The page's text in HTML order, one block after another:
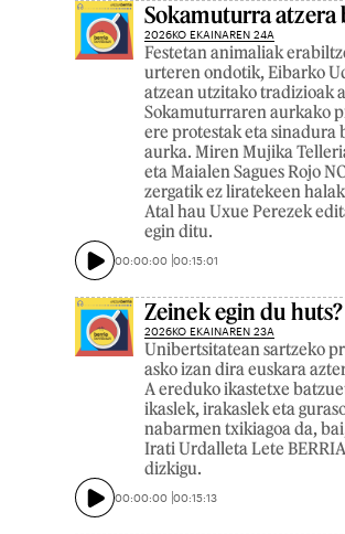
Sokamuturra atzera
2026KO EKAINAREN 24A
Festetan animaliak
urteren ondotik, Eibarko
atzean utzitako tradizioak
Sokamuturraren aurkako
ere protestak eta
aurka. Miren Mujika
eta Maialen Sagues Rojo
zergatik ez liratekeen
Atal hau Uxue Perezek
egin ditu.
00:00:00 00:15:01
Zeinek egin du huts?
2026KO EKAINAREN 23A
Unibertsitatean sartzeko
asko izan dira euskara
A ereduko ikastetxe
ikaslek, irakaslek eta
nabarmen txikiagoa da,
Irati Urdalleta Lete
dizkigu.
00:00:00 00:15:13